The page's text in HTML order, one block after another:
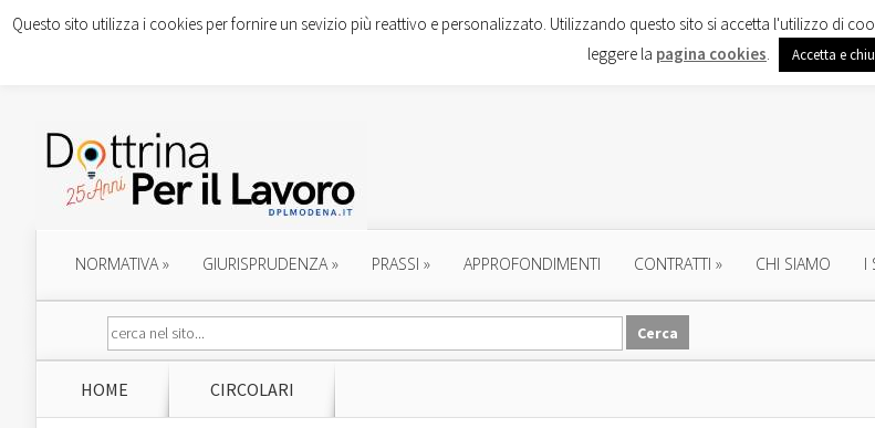
NORMATIVA» GIURISPRUDENZA» PRASSI » APPROFONDIMENTI CONTRATTI » CHI SIAMO I
HOME CIRCOLARI
Questo sito utilizza i cookies per fornire un sevizio più reattivo e personalizzato. Utilizzando questo sito si accetta l'utilizzo di
leggere la pagina cookies. Accetta e